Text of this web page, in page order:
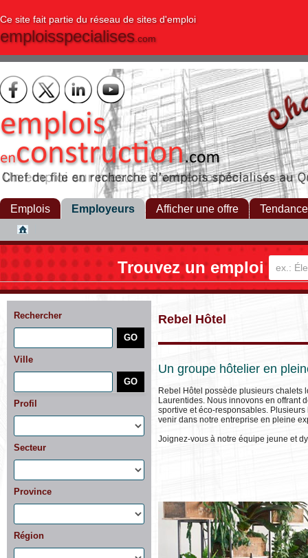
Ce site fait partie du réseau de sites d'emploi
emploisspecialises.com
Emplois Employeurs Afficher une offre
Trouvez un emploi
Rechercher
Ville
Profil
Secteur
Province
Région
Rebel Hôtel
Un groupe hôtelier en
Rebel Hôtel possède plusieurs chalets
Laurentides. Nous innovons en offrant
sportive et éco-responsables.
venir dans notre entreprise en pleine
Joignez-vous à notre équipe jeune et